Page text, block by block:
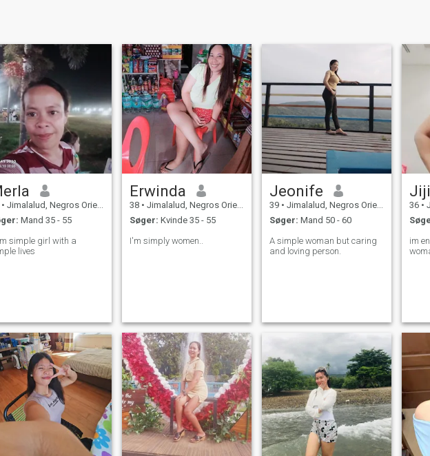
• Jimalalud, Negros Oriental, Filippinerne
Mand 35 - 55
simple girl with a
lives
Erwinda
38 • Jimalalud, Negros Oriental, Filippinerne
Søger: Kvinde 35 - 55
I'm simply women..
Jeonife
39 • Jimalalud, Negros Oriental, Filippinerne
Søger: Mand 50 - 60
A simple woman but caring
and loving person.
36 •
im